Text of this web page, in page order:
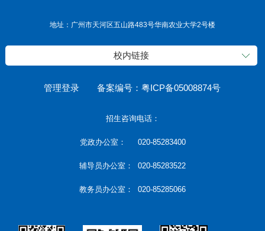
地址：广州市天河区五山路483号华南农业大学2号楼
校内链接
管理登录 备案编号：粤ICP备05008874号
招生咨询电话：
党政办公室： 020-85283400
辅导员办公室： 020-85283522
教务员办公室： 020-85285066